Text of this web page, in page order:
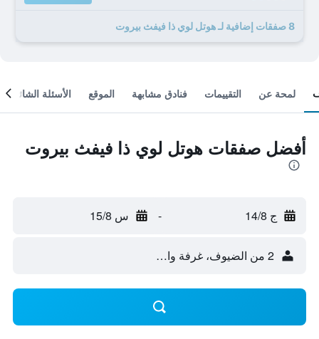
8 صفقات إضافية لـ هوتل لوي ذا فيفث بيروت
لمحة عن التقييمات فنادق مشابهة الموقع الأسئلة الشائعة
أفضل صفقات هوتل لوي ذا فيفث بيروت
ج 14/8 - س 15/8
2 من الضيوف، غرفة واحدة